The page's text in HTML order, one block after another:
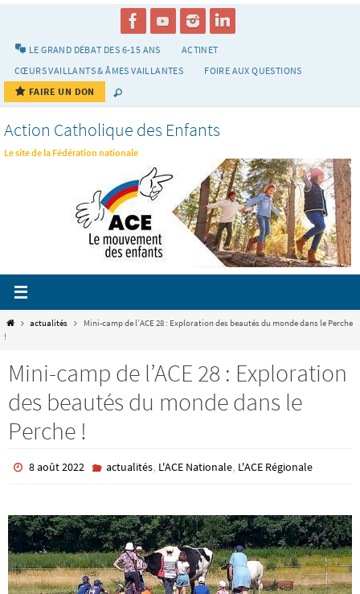
LE GRAND DÉBAT DES 6-15 ANS
ACTINET
CŒURS VAILLANTS & ÂMES VAILLANTES
FOIRE AUX QUESTIONS
FAIRE UN DON
Action Catholique des Enfants
Le site de la Fédération nationale
Homeactualités
Mini-camp de l’ACE 28 : Exploration des beautés du monde dans le Perche
!
Mini-camp de l’ACE 28 : Exploration
des beautés du monde dans le
Perche !
8 août 2022 actualités, L'ACE Nationale, L'ACE Régionale